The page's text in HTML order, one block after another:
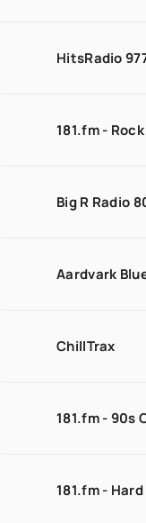
HitsRadio
181.fm - Rock
Big R Radio
Aardvark
ChillTrax
181.fm - 90s
181.fm -